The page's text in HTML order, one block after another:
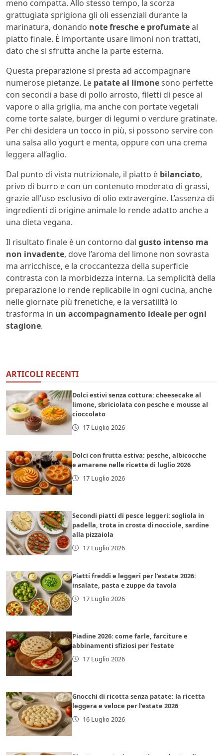
meno compatta. Allo stesso tempo, la scorza
grattugiata sprigiona gli oli essenziali durante la
marinatura, donando note fresche e profumateal
piatto finale. È importante usare limoni non trattati,
dato che si sfrutta anche la parte esterna.
Questa preparazione si presta ad accompagnare
numerose pietanze. Le patate al limonesono perfette
con secondi a base di pollo arrosto, filetti di pesce al
vapore o alla griglia, ma anche con portate vegetali
come torte salate, burger di legumi o verdure gratinate.
Per chi desidera un tocco in più, si possono servire con
una salsa allo yogurt e menta, oppure con una crema
leggera all’aglio.
Dal punto di vista nutrizionale, il piatto è bilanciato,
privo di burro e con un contenuto moderato di grassi,
grazie all’uso esclusivo di olio extravergine. L’assenza di
ingredienti di origine animale lo rende adatto anche a
una dieta vegana.
Il risultato finale è un contorno dal gusto intenso ma
non invadente, dove l’aroma del limone non sovrasta
ma arricchisce, e la croccantezza della superficie
contrasta con la morbidezza interna. La semplicità della
preparazione lo rende replicabile in ogni cucina, anche
nelle giornate più frenetiche, e la versatilità lo
trasforma in un accompagnamento ideale per ogni
stagione.
ARTICOLI RECENTI
Dolci estivi senza cottura: cheesecake al
limone, sbriciolata con pesche e mousse al
cioccolato
17 Luglio 2026
Dolci con frutta estiva: pesche, albicocche
e amarene nelle ricette di luglio 2026
17 Luglio 2026
Secondi piatti di pesce leggeri: sogliola in
padella, trota in crosta di nocciole, sardine
alla pizzaiola
17 Luglio 2026
Piatti freddi e leggeri per l’estate 2026:
insalate, pasta e zuppe da tavola
17 Luglio 2026
Piadine 2026: come farle, farciture e
abbinamenti sfiziosi per l’estate
17 Luglio 2026
Gnocchi di ricotta senza patate: la ricetta
leggera e veloce per l’estate 2026
16 Luglio 2026